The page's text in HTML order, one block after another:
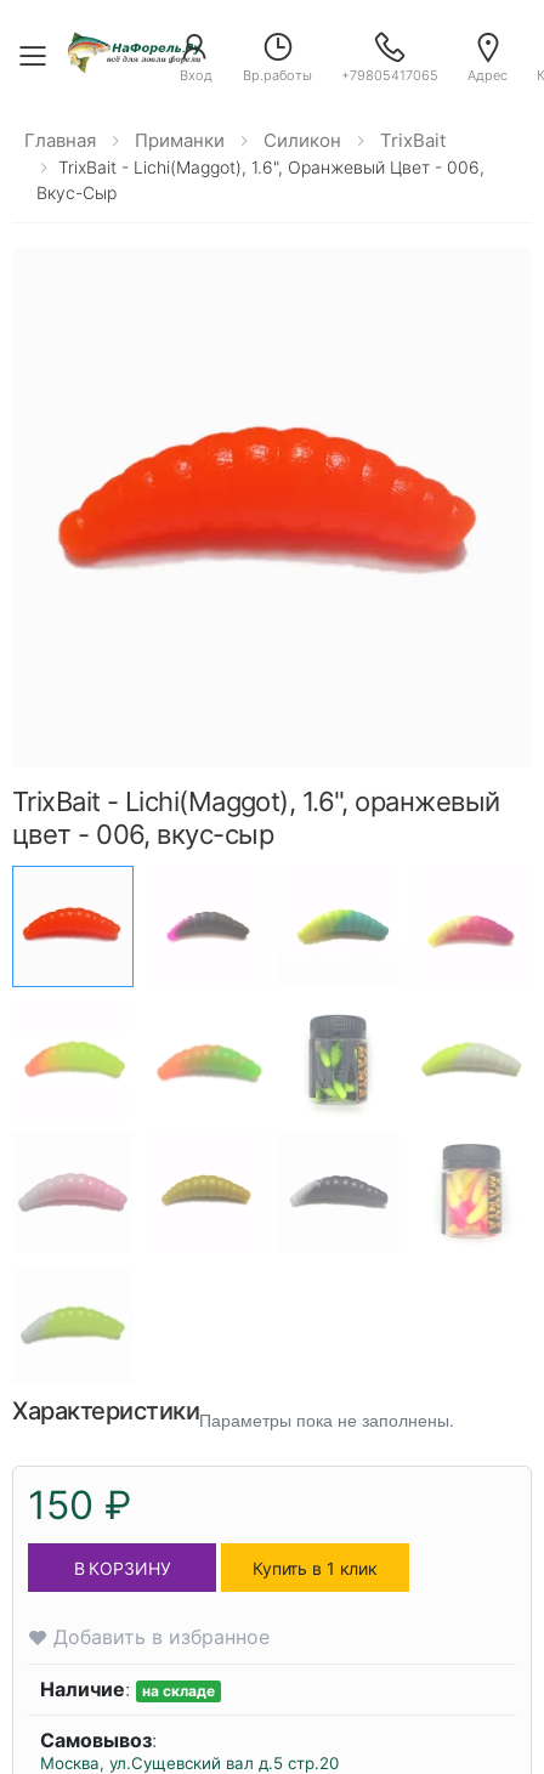
Toggle menu
Вход Вр.работы +79805417065 Адрес
Главная Приманки Силикон TrixBait
TrixBait - Lichi(Maggot), 1.6", Оранжевый Цвет - 006,
Вкус-Сыр
TrixBait - Lichi(Maggot), 1.6", оранжевый
цвет - 006, вкус-сыр
ХарактеристикиПараметры пока не заполнены.
150 ₽
В КОРЗИНУ Купить в 1 клик
Добавить в избранное
Наличие: на складе
Самовывоз:
Москва, ул.Сущевский вал д.5 стр.20